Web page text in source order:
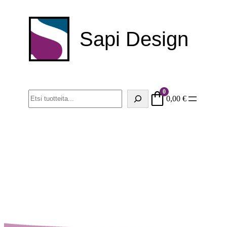
Sapi Design
0
0,00€